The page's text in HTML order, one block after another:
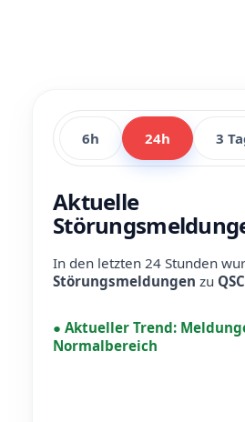
6h 24h 3
Aktuelle
In den letzten 24 Stunden
Störungsmeldungen zu QSC
● Aktueller Trend:
Normalbereich